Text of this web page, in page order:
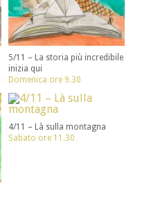
5/11 – La storia più incredibile
inizia qui
Domenica ore 9.30
4/11 – Là sulla montagna
Sabato ore 11.30